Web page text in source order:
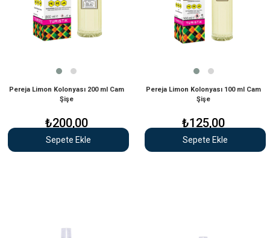
Pereja Limon Kolonyası 200 ml Cam
Şişe
₺200,00
Sepete Ekle
Pereja Limon Kolonyası 100 ml Cam
Şişe
₺125,00
Sepete Ekle